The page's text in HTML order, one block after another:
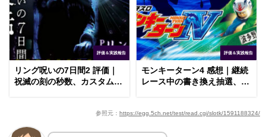
評価＆実践報告
リング呪いの7日間2 評価｜
祝滅の刻の秒数、カスタムの
評価＆実践報告
モンキーターン4 感想｜継続
レース中の書き換え抽選、メ
参照元： https://egg.5ch.net/test/read.cgi/slotk/1591188324/